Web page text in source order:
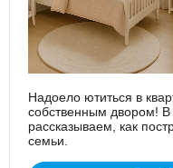
Надоело ютиться в
собственным двором!
рассказываем, как
семьи.